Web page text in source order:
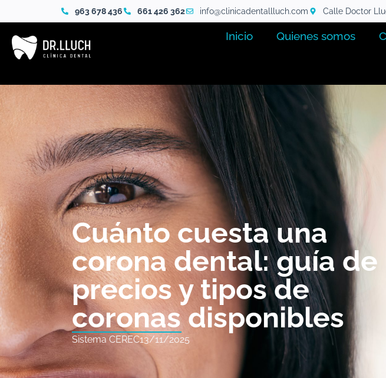
963 678 436 661 426 362 info@clinicadentallluch.com Calle Doctor
Inicio Quienes somos
Cuánto cuesta una
corona dental: guía de
precios y tipos de
coronas disponibles
Sistema CEREC13/11/2025